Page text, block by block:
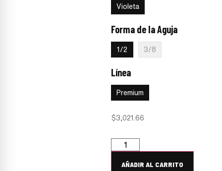
Violeta
Forma de la Aguja
1/2 3/8
Línea
Premium
$3,021.66
AÑADIR AL CARRITO